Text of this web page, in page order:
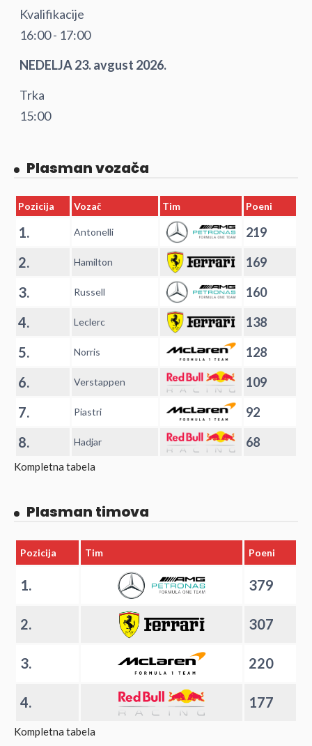
Kvalifikacije
16:00 - 17:00
NEDELJA 23. avgust 2026.
Trka
15:00
Plasman vozača
Pozicija Vozač Tim Poeni
1. Antonelli 219
2. Hamilton 169
3. Russell 160
4. Leclerc 138
5. Norris 128
6. Verstappen 109
7. Piastri 92
8. Hadjar 68
Kompletna tabela
Plasman timova
Pozicija Tim Poeni
1. 379
2. 307
3. 220
4. 177
Kompletna tabela